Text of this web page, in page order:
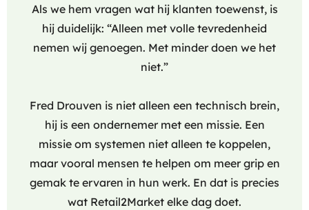
Als we hem vragen wat hij klanten toewenst, is
hij duidelijk: “Alleen met volle tevredenheid
nemen wij genoegen. Met minder doen we het
niet.”
Fred Drouven is niet alleen een technisch brein,
hij is een ondernemer met een missie. Een
missie om systemen niet alleen te koppelen,
maar vooral mensen te helpen om meer grip en
gemak te ervaren in hun werk. En dat is precies
wat Retail2Market elke dag doet.